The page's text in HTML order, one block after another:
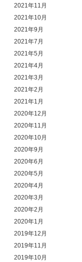
2021年11月
2021年10月
2021年9月
2021年7月
2021年5月
2021年4月
2021年3月
2021年2月
2021年1月
2020年12月
2020年11月
2020年10月
2020年9月
2020年6月
2020年5月
2020年4月
2020年3月
2020年2月
2020年1月
2019年12月
2019年11月
2019年10月